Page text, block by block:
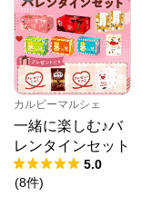
カルビーマルシェ
一緒に楽しむ♪バ
レンタインセット
5.0
(8件)